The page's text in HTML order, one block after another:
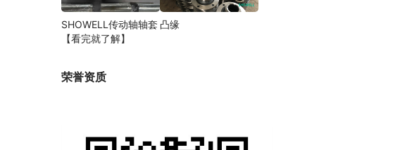
SHOWELL传动轴轴套
【看完就了解】
凸缘
荣誉资质